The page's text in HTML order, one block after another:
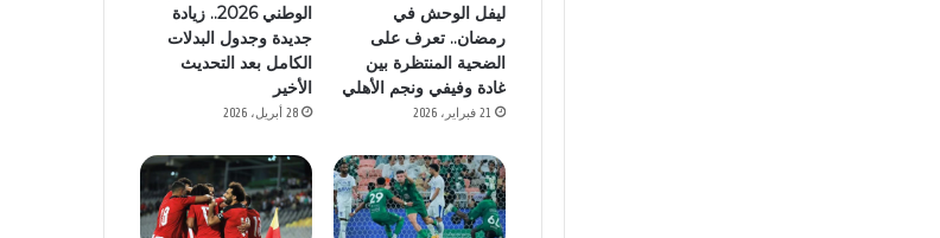
ليفل الوحش في
رمضان.. تعرف على
الضحية المنتظرة بين
غادة وفيفي ونجم الأهلي
21 فبراير، 2026
الوطني 2026.. زيادة
جديدة وجدول البدلات
الكامل بعد التحديث
الأخير
28 أبريل، 2026